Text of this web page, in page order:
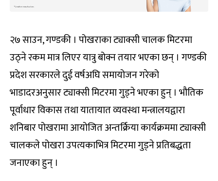
२७ साउन, गण्डकी । पोखराका ट्याक्सी चालक मिटरमा
उठ्ने रकम मात्र लिएर यात्रु बोक्न तयार भएका छन् । गण्डकी
प्रदेश सरकारले दुई वर्षअघि समायोजन गरेको
भाडादरअनुसार ट्याक्सी मिटरमा गुड्ने भएका हुन् । भौतिक
पूर्वाधार विकास तथा यातायात व्यवस्था मन्त्रालयद्वारा
शनिबार पोखरामा आयोजित अन्तर्क्रिया कार्यक्रममा ट्याक्सी
चालकले पोखरा उपत्यकाभित्र मिटरमा गुड्ने प्रतिबद्धता
जनाएका हुन् ।